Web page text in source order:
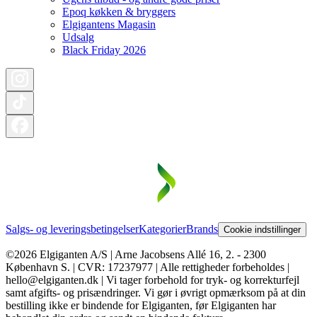
Epoq køkken & bryggers
Elgigantens Magasin
Udsalg
Black Friday 2026
Salgs- og leveringsbetingelserKategorierBrands Cookie indstillinger
©2026 Elgiganten A/S | Arne Jacobsens Allé 16, 2. - 2300
København S. | CVR: 17237977 | Alle rettigheder forbeholdes |
hello@elgiganten.dk | Vi tager forbehold for tryk- og korrekturfejl
samt afgifts- og prisændringer. Vi gør i øvrigt opmærksom på at din
bestilling ikke er bindende for Elgiganten, før Elgiganten har